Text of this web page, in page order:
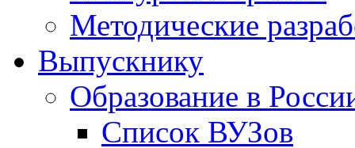
Методические
Выпускнику
Образование в
Список ВУЗов